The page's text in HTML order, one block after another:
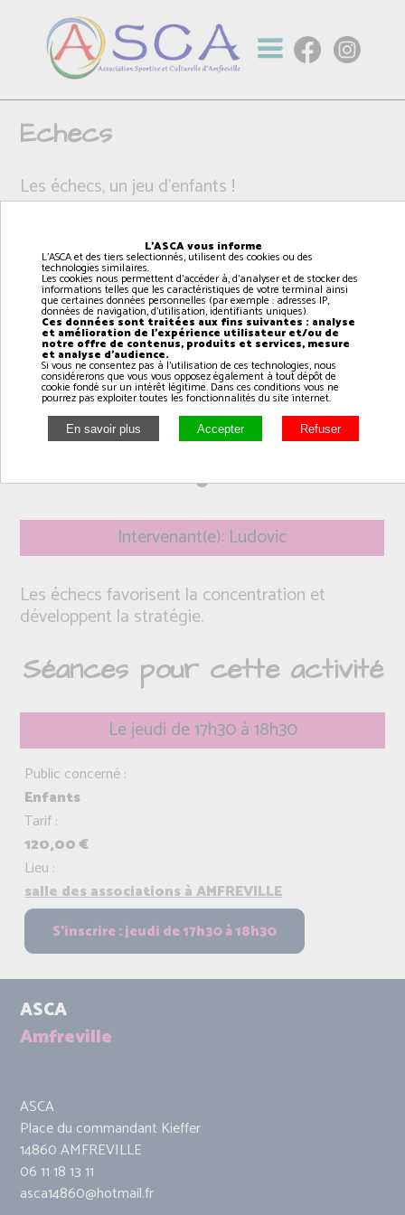
Echecs
Les échecs, un jeu d'enfants !
Intervenant(e): Ludovic
Les échecs favorisent la concentration et
développent la stratégie.
Séances pour cette activité
Le jeudi de 17h30 à 18h30
Public concerné :
Enfants
Tarif :
120,00 €
Lieu :
salle des associations à AMFREVILLE
ASCA
Amfreville
ASCA
Place du commandant Kieffer
14860 AMFREVILLE
06 11 18 13 11
asca14860@hotmail.fr
L'ASCA vous informe
L'ASCA et des tiers selectionnés, utilisent des cookies ou des
technologies similaires.
Les cookies nous permettent d'accéder à, d'analyser et de stocker des
informations telles que les caractéristiques de votre terminal ainsi
que certaines données personnelles (par exemple : adresses IP,
données de navigation, d'utilisation, identifiants uniques).
Ces données sont traitées aux fins suivantes : analyse
et amélioration de l'expérience utilisateur et/ou de
notre offre de contenus, produits et services, mesure
et analyse d'audience.
Si vous ne consentez pas à l'utilisation de ces technologies, nous
considérerons que vous vous opposez également à tout dépôt de
cookie fondé sur un intérêt légitime. Dans ces conditions vous ne
pourrez pas exploiter toutes les fonctionnalités du site internet.